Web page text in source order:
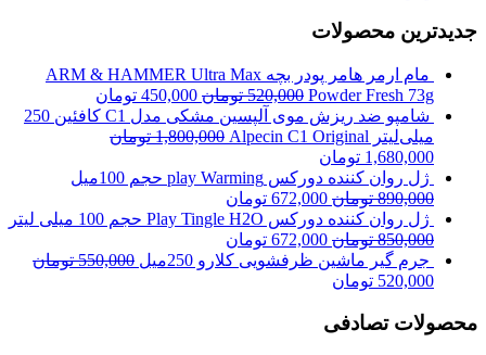
جدیدترین محصولات
مام ارمر هامر پودر بچه ARM & HAMMER Ultra Max
Powder Fresh 73g
520,000 تومان 450,000 تومان
شامپو ضد ریزش موی آلپسین مشکی مدل C1 کافئین 250
میلی‌لیتر Alpecin C1 Original
1,800,000 تومان
1,680,000 تومان
ژل روان کننده دورکس play Warming حجم 100میل
890,000 تومان 672,000 تومان
ژل روان کننده دورکس Play Tingle H2O حجم 100 میلی لیتر
850,000 تومان 672,000 تومان
جرم گیر ماشین ظرفشویی کلارو 250میل
550,000 تومان
520,000 تومان
محصولات تصادفی